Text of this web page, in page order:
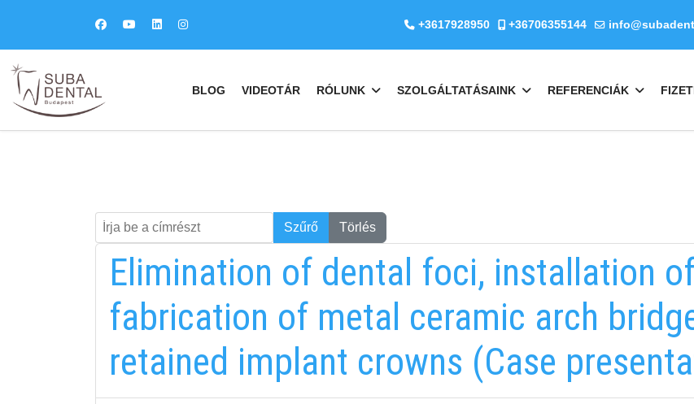
+3617928950 +36706355144
BLOG VIDEOTÁR RÓLUNK SZOLGÁLTATÁSAINK REFERENCIÁK
Írja be a címrészt
Keresés Szűrő Törlés
Elimination of dental foci, installation
fabrication of metal ceramic arch
retained implant crowns (Case